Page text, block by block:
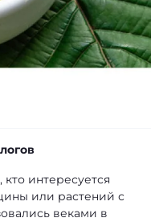
интересуется
или растений с
веками в
Микродозинг
или кратому: как
подходит именно вам